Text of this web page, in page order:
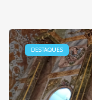
DESTAQUES